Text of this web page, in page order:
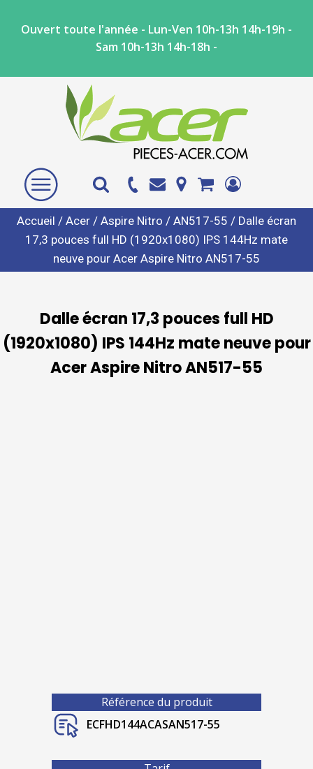
Ouvert toute l'année - Lun-Ven 10h-13h 14h-19h -
Sam 10h-13h 14h-18h -
Accueil / Acer / Aspire Nitro / AN517-55 / Dalle écran
17,3 pouces full HD (1920x1080) IPS 144Hz mate
neuve pour Acer Aspire Nitro AN517-55
Dalle écran 17,3 pouces full HD
(1920x1080) IPS 144Hz mate neuve pour
Acer Aspire Nitro AN517-55
Référence du produit
ECFHD144ACASAN517-55